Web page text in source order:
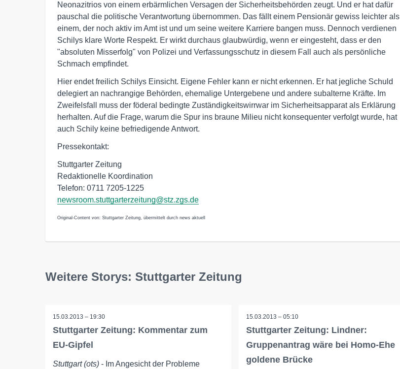
Neonazitrios von einem erbärmlichen Versagen der Sicherheitsbehörden zeugt. Und er hat dafür
pauschal die politische Verantwortung übernommen. Das fällt einem Pensionär gewiss leichter als
einem, der noch aktiv im Amt ist und um seine weitere Karriere bangen muss. Dennoch verdienen
Schilys klare Worte Respekt. Er wirkt durchaus glaubwürdig, wenn er eingesteht, dass er den
"absoluten Misserfolg" von Polizei und Verfassungsschutz in diesem Fall auch als persönliche
Schmach empfindet.
Hier endet freilich Schilys Einsicht. Eigene Fehler kann er nicht erkennen. Er hat jegliche Schuld
delegiert an nachrangige Behörden, ehemalige Untergebene und andere subalterne Kräfte. Im
Zweifelsfall muss der föderal bedingte Zuständigkeitswirrwar im Sicherheitsapparat als Erklärung
herhalten. Auf die Frage, warum die Spur ins braune Milieu nicht konsequenter verfolgt wurde, hat
auch Schily keine befriedigende Antwort.
Pressekontakt:
Stuttgarter Zeitung
Redaktionelle Koordination
Telefon: 0711 7205-1225
newsroom.stuttgarterzeitung@stz.zgs.de
Original-Content von: Stuttgarter Zeitung, übermittelt durch news aktuell
Weitere Storys: Stuttgarter Zeitung
15.03.2013 – 19:30
Stuttgarter Zeitung: Kommentar zum
EU-Gipfel
Stuttgart (ots) - Im Angesicht der Probleme
15.03.2013 – 05:10
Stuttgarter Zeitung: Lindner:
Gruppenantrag wäre bei Homo-Ehe
goldene Brücke